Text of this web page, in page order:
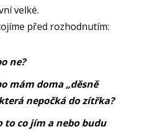
velké.
před rozhodnutím:
ne?
mám doma „děsně
nepočká do zítřka?
to co jím a nebo budu